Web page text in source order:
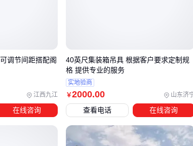
：液冷系统虽然贵20万，但在高负荷场景下2年就能
本。
级和户外型5MWh方案的TCO对比表
工业场景 户外场景
江西九江
调节间距搭配阁
在线咨询
￥2000.00 山东济
40英尺集装箱吊具 根据客户要求定制规
格 提供专业的服务
实地验商
查看电话 在线咨询